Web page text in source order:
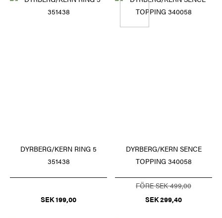
DYRBERG/KERN RING 5
351438
SEK 199,00
DYRBERG/KERN SENCE
TOPPING 340058
FÖRE SEK 499,00
SEK 299,40